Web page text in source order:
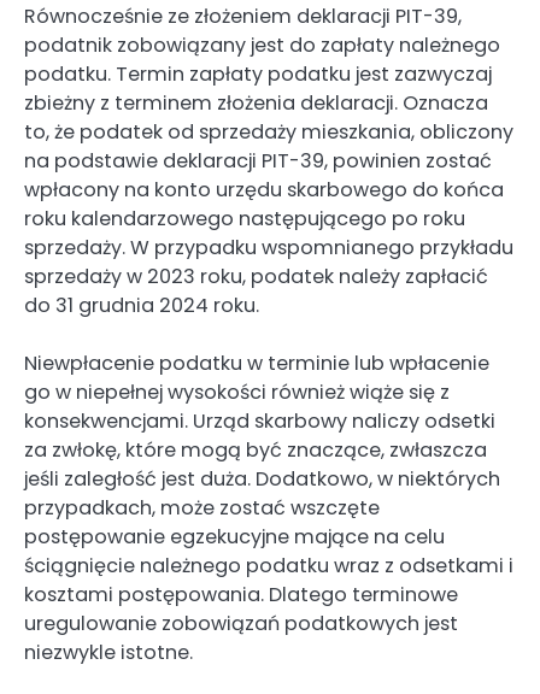
Równocześnie ze złożeniem deklaracji PIT-39,
podatnik zobowiązany jest do zapłaty należnego
podatku. Termin zapłaty podatku jest zazwyczaj
zbieżny z terminem złożenia deklaracji. Oznacza
to, że podatek od sprzedaży mieszkania, obliczony
na podstawie deklaracji PIT-39, powinien zostać
wpłacony na konto urzędu skarbowego do końca
roku kalendarzowego następującego po roku
sprzedaży. W przypadku wspomnianego przykładu
sprzedaży w 2023 roku, podatek należy zapłacić
do 31 grudnia 2024 roku.
Niewpłacenie podatku w terminie lub wpłacenie
go w niepełnej wysokości również wiąże się z
konsekwencjami. Urząd skarbowy naliczy odsetki
za zwłokę, które mogą być znaczące, zwłaszcza
jeśli zaległość jest duża. Dodatkowo, w niektórych
przypadkach, może zostać wszczęte
postępowanie egzekucyjne mające na celu
ściągnięcie należnego podatku wraz z odsetkami i
kosztami postępowania. Dlatego terminowe
uregulowanie zobowiązań podatkowych jest
niezwykle istotne.